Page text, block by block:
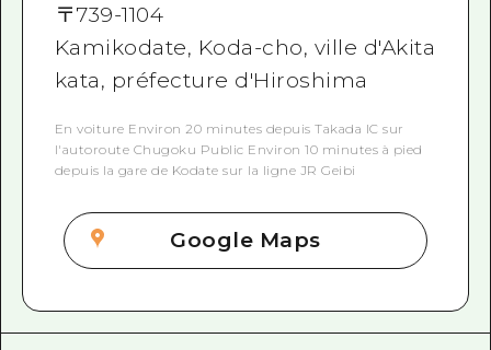
〒739-1104
Kamikodate, Koda-cho, ville d'Akita
kata, préfecture d'Hiroshima
En voiture Environ 20 minutes depuis Takada IC sur
l'autoroute Chugoku Public Environ 10 minutes à pied
depuis la gare de Kodate sur la ligne JR Geibi
Google Maps